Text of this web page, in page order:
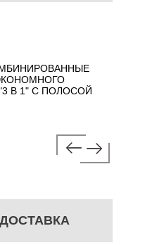
В 1" С ПОЛОСОЙ